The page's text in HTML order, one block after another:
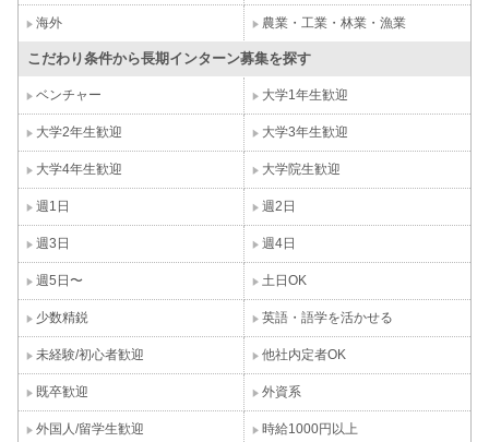
海外 農業・工業・林業・漁業
こだわり条件から長期インターン募集を探す
ベンチャー 大学1年生歓迎
大学2年生歓迎 大学3年生歓迎
大学4年生歓迎 大学院生歓迎
週1日 週2日
週3日 週4日
週5日〜 土日OK
少数精鋭 英語・語学を活かせる
未経験/初心者歓迎 他社内定者OK
既卒歓迎 外資系
外国人/留学生歓迎 時給1000円以上